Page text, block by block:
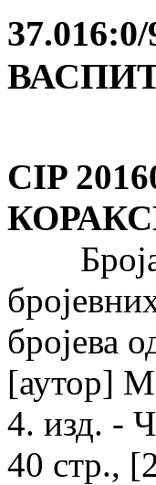
CIP
бројева
[аутор]
4. изд. -
40 стр.,